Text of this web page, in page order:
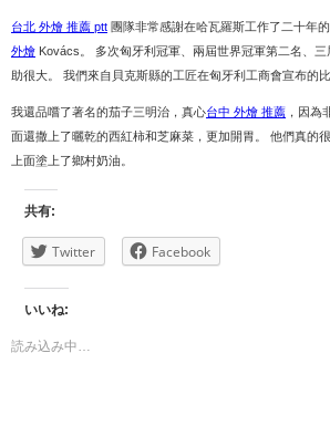
台北 外燴 推薦 ptt 團隊非常感謝在哈瓦羅斯工作了二十年
外燴 Kovács。 多次匈牙利冠軍、兩屆世界冠軍第二名、
助很大。 我們來自貝克斯縣的工匠在匈牙利工商會宣布的
我還品嚐了著名的茄子三明治，真心台中 外燴 推薦 ，因為
面還撒上了曬乾的西紅柿和芝麻菜，更加開胃。 他們真的
上面塗上了鄉村奶油。
共有:
Twitter Facebook
いいね:
読み込み中…